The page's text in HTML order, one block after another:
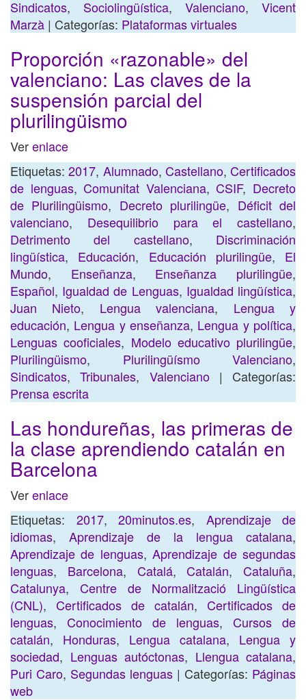
Sindicatos, Sociolingüística, Valenciano, Vicent
Marzà | Categorías: Plataformas virtuales
Proporción «razonable» del
valenciano: Las claves de la
suspensión parcial del
plurilingüismo
Verenlace
Etiquetas:2017, Alumnado, Castellano, Certificados
de lenguas,Comunitat Valenciana,CSIF, Decreto
de Plurilingüismo, Decreto plurilingüe, Déficit del
valenciano, Desequilibrio para el castellano,
Detrimento del castellano, Discriminación
lingüística, Educación, Educación plurilingüe, El
Mundo, Enseñanza, Enseñanza plurilingüe,
Español, Igualdad de Lenguas, Igualdad lingüística,
Juan Nieto, Lengua valenciana, Lengua y
educación, Lengua y enseñanza, Lengua y política,
Lenguas cooficiales, Modelo educativo plurilingüe,
Plurilingüismo, Plurilingüísmo Valenciano,
Sindicatos,Tribunales, Valenciano| Categorías:
Prensa escrita
Las hondureñas, las primeras de
la clase aprendiendo catalán en
Barcelona
Verenlace
Etiquetas: 2017, 20minutos.es, Aprendizaje de
idiomas, Aprendizaje de la lengua catalana,
Aprendizaje de lenguas,Aprendizaje de segundas
lenguas, Barcelona, Catalá,Catalán, Cataluña,
Catalunya, Centre de Normalització Lingüística
(CNL), Certificados de catalán, Certificados de
lenguas, Conocimiento de lenguas, Cursos de
catalán, Honduras, Lengua catalana, Lengua y
sociedad, Lenguas autóctonas, Llengua catalana,
Puri Caro, Segundas lenguas | Categorías: Páginas
web